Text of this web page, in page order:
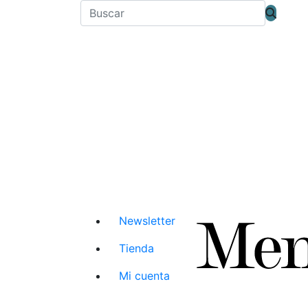
Newsletter
Tienda
Mi cuenta